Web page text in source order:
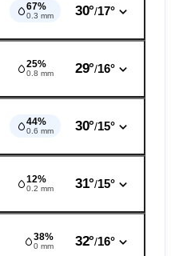
67%
0.3 mm 30°/17°
25%
0.8 mm 29°/16°
44%
0.6 mm 30°/15°
12%
0.2 mm 31°/15°
38%
0 mm 32°/16°